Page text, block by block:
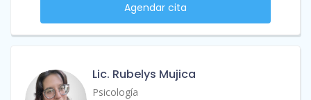
Agendar cita
Lic. Rubelys Mujica
Psicología